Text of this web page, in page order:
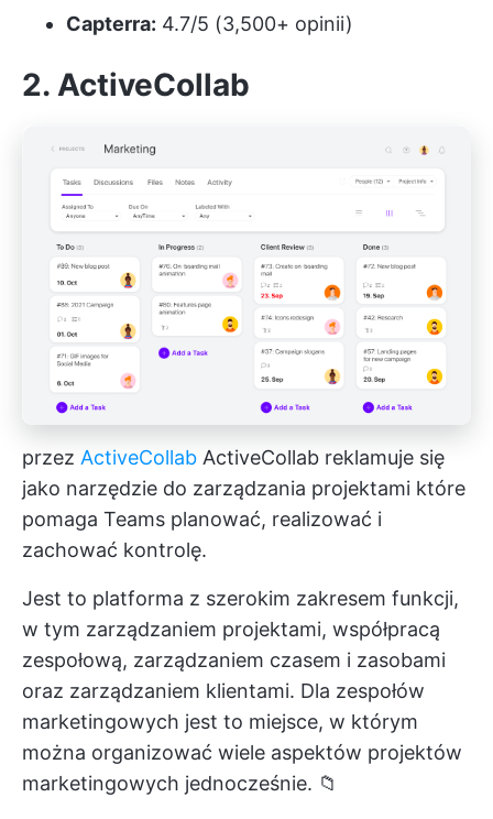
Capterra: 4.7/5 (3,500+ opinii)
2. ActiveCollab
przez ActiveCollab ActiveCollab reklamuje się
jako narzędzie do zarządzania projektami które
pomaga Teams planować, realizować i
zachować kontrolę.
Jest to platforma z szerokim zakresem funkcji,
w tym zarządzaniem projektami, współpracą
zespołową, zarządzaniem czasem i zasobami
oraz zarządzaniem klientami. Dla zespołów
marketingowych jest to miejsce, w którym
można organizować wiele aspektów projektów
marketingowych jednocześnie. 📁